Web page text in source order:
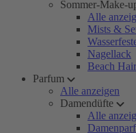
Sommer-Make-
Alle
Mists &
Nagellack
Beach
Parfum
Alle anzeigen
Damendüfte
Alle